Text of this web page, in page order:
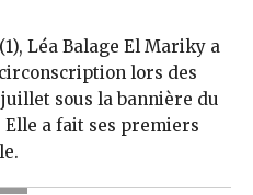
Léa Balage El Mariky a
lors des
sous la bannière du
a fait ses premiers